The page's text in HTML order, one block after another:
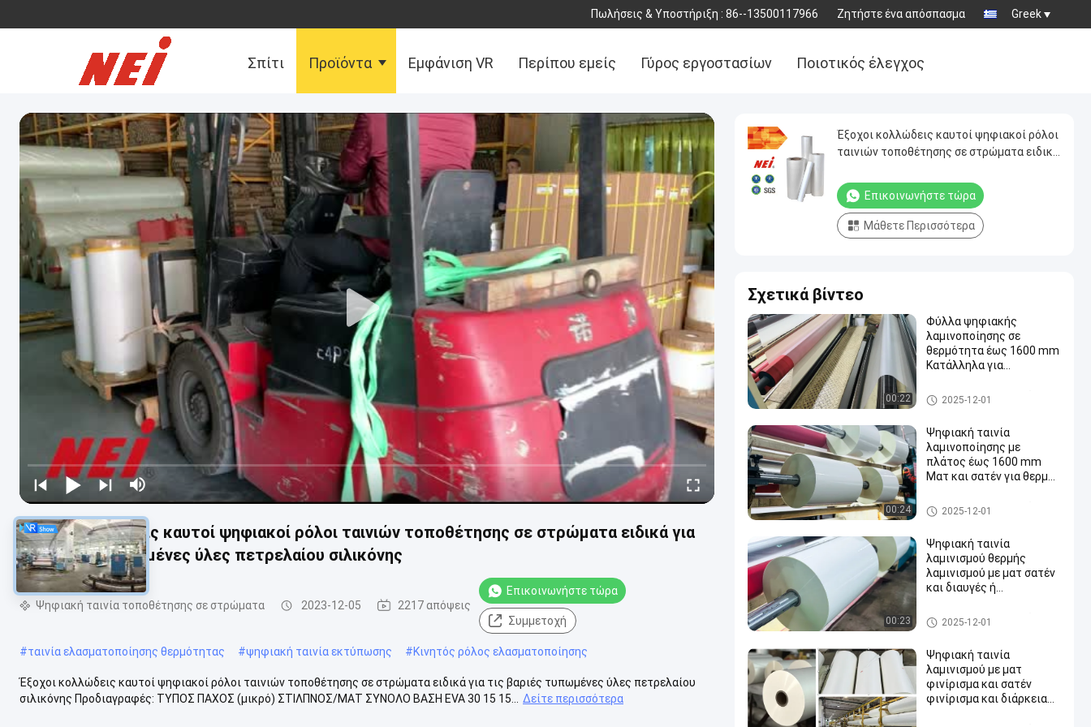
Πωλήσεις & Υποστήριξη : 86--13500117966 Ζητήστε ένα απόσπασμα Greek
Σπίτι Προϊόντα Εμφάνιση VR Περίπου εμείς Γύρος εργοστασίων Ποιοτικός έλεγχος
Μας ελάτε σε επαφή με
Έξοχοι κολλώδεις καυτοί ψηφιακοί ρόλοι ταινιών τοποθέτησης σε στρώματα ειδικά για
τις βαριές τυπωμένες ύλες πετρελαίου σιλικόνης
Ψηφιακή ταινία τοποθέτησης σε στρώματα 2023-12-05 2217 απόψεις
Επικοινωνήστε τώρα
Συμμετοχή
#ταινία ελασματοποίησης θερμότητας #ψηφιακή ταινία εκτύπωσης #Κινητός ρόλος ελασματοποίησης
Έξοχοι κολλώδεις καυτοί ψηφιακοί ρόλοι ταινιών τοποθέτησης σε στρώματα ειδικά για τις βαριές τυπωμένες ύλες πετρελαίου
σιλικόνης Προδιαγραφές: ΤΥΠΟΣ ΠΑΧΟΣ (μικρό) ΣΤΙΛΠΝΟΣ/ΜΑΤ ΣΥΝΟΛΟ ΒΑΣΗ EVA 30 15 15...
Δείτε περισσότερα
Έξοχοι κολλώδεις καυτοί ψηφιακοί ρόλοι
ταινιών τοποθέτησης σε στρώματα ειδικά
πετρελαίου σιλικόνης
Επικοινωνήστε τώρα
Μάθετε Περισσότερα
Σχετικά βίντεο
00:22
Φύλλα ψηφιακής
λαμινοποίησης σε
θερμότητα έως 1600 mm
Κατάλληλα για
μελυκόλυψης και λέιζερ
από πολυεστέρα (PET) ή
Ψηφιακή ταινία τοποθέτηση
ς σε στρώματα
2025-12-01
00:24
Ψηφιακή ταινία
λαμινοποίησης με
πλάτος έως 1600 mm
Ματ και σατέν για θερμή
Ψηφιακή ταινία τοποθέτηση
ς σε στρώματα
2025-12-01
00:23
Ψηφιακή ταινία
λαμινισμού θερμής
λαμινισμού με ματ σατέν
και διαυγές ή
για ενισχυμένη αισθητική
Ψηφιακή ταινία τοποθέτηση
ς σε στρώματα
2025-12-01
Ψηφιακή ταινία
λαμινισμού με ματ
φινίρισμα και σατέν
φινίρισμα και διάρκεια